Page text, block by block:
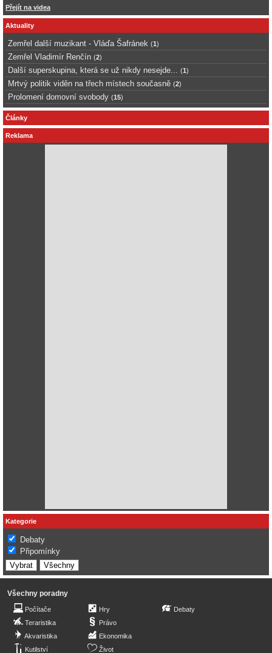
Přejít na videa
Aktuality
Zemřel další muzikant - Vláďa Šafránek (1)
Zemřel Vladimír Renčín (2)
Další superskupina, která se už nikdy nesejde... (1)
Mrtvý politik viděn na třech místech současně (2)
Prolomení domovní svobody (15)
Články
Reklama
Kategorie
Debaty
Připomínky
Všechny poradny
Počítače
Teraristika
Akvaristika
Kutilství
Hry
Právo
Ekonomika
Život
Debaty